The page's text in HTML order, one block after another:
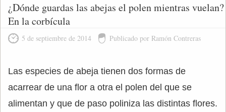
¿Dónde guardas las abejas el polen mientras vuelan?
En la corbícula
5 de septiembre de 2014 Publicado por Ramón Contreras
Las especies de abeja tienen dos formas de
acarrear de una flor a otra el polen del que se
alimentan y que de paso poliniza las distintas flores.